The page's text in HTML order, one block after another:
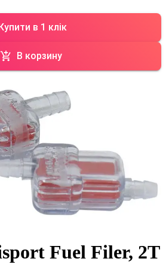
в 1 клік
В корзину
Fuel Filer, 2T